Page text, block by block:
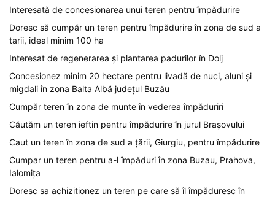
Interesată de concesionarea unui teren pentru împădurire
Doresc să cumpăr un teren pentru împădurire în zona de sud a
tarii, ideal minim 100 ha
Interesat de regenerarea și plantarea padurilor în Dolj
Concesionez minim 20 hectare pentru livadă de nuci, aluni și
migdali în zona Balta Albă județul Buzău
Cumpăr teren în zona de munte în vederea împăduriri
Căutăm un teren ieftin pentru împădurire în jurul Brașovului
Caut un teren în zona de sud a țării, Giurgiu, pentru împădurire
Cumpar un teren pentru a-l împăduri în zona Buzau, Prahova,
Ialomița
Doresc sa achizitionez un teren pe care să îl împăduresc în